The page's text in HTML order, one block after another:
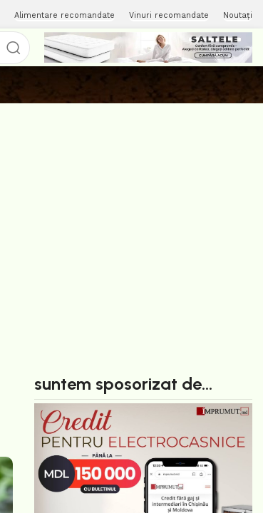
Alimentare recomandate Vinuri recomandate Noutați
suntem sposorizat de...